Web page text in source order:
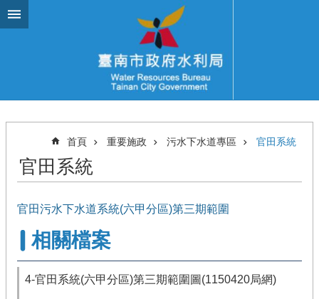
跳到主要內容區塊
首頁 重要施政 污水下水道專區 官田系統
官田系統
官田污水下水道系統(六甲分區)第三期範圍
相關檔案
4-官田系統(六甲分區)第三期範圍圖(1150420局網)